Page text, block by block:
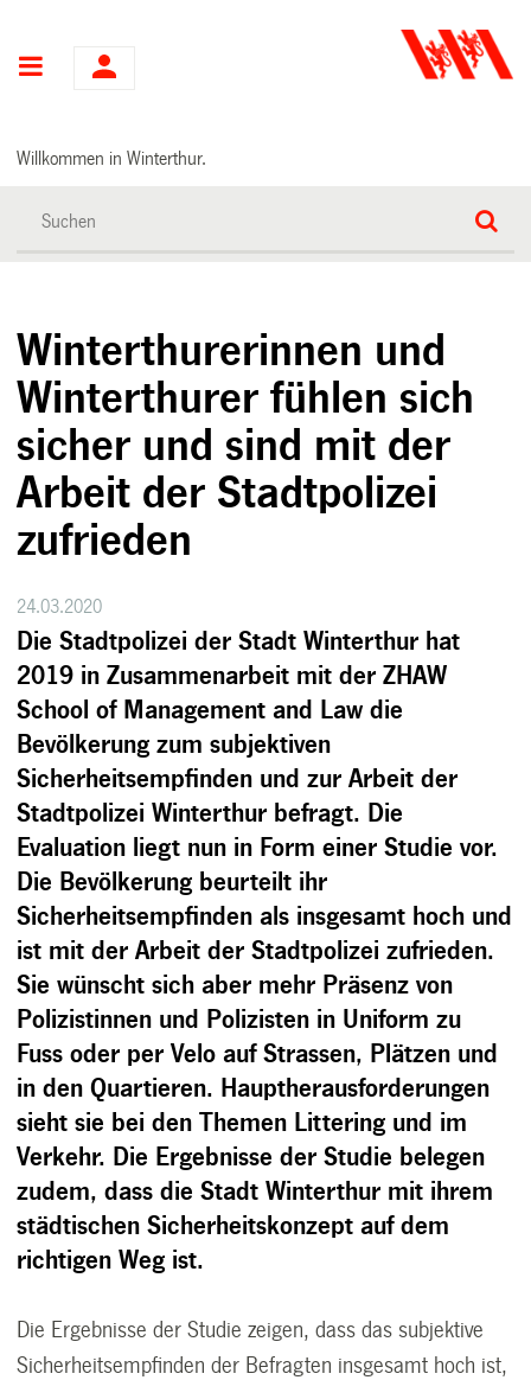
Hauptnavigation
Willkommen in Winterthur.
Winterthurerinnen und
Winterthurer fühlen sich
sicher und sind mit der
Arbeit der Stadtpolizei
zufrieden
24.03.2020
Die Stadtpolizei der Stadt Winterthur hat
2019 in Zusammenarbeit mit der ZHAW
School of Management and Law die
Bevölkerung zum subjektiven
Sicherheitsempfinden und zur Arbeit der
Stadtpolizei Winterthur befragt. Die
Evaluation liegt nun in Form einer Studie vor.
Die Bevölkerung beurteilt ihr
Sicherheitsempfinden als insgesamt hoch und
ist mit der Arbeit der Stadtpolizei zufrieden.
Sie wünscht sich aber mehr Präsenz von
Polizistinnen und Polizisten in Uniform zu
Fuss oder per Velo auf Strassen, Plätzen und
in den Quartieren. Hauptherausforderungen
sieht sie bei den Themen Littering und im
Verkehr. Die Ergebnisse der Studie belegen
zudem, dass die Stadt Winterthur mit ihrem
städtischen Sicherheitskonzept auf dem
richtigen Weg ist.
Die Ergebnisse der Studie zeigen, dass das subjektive
Sicherheitsempfinden der Befragten insgesamt hoch ist,